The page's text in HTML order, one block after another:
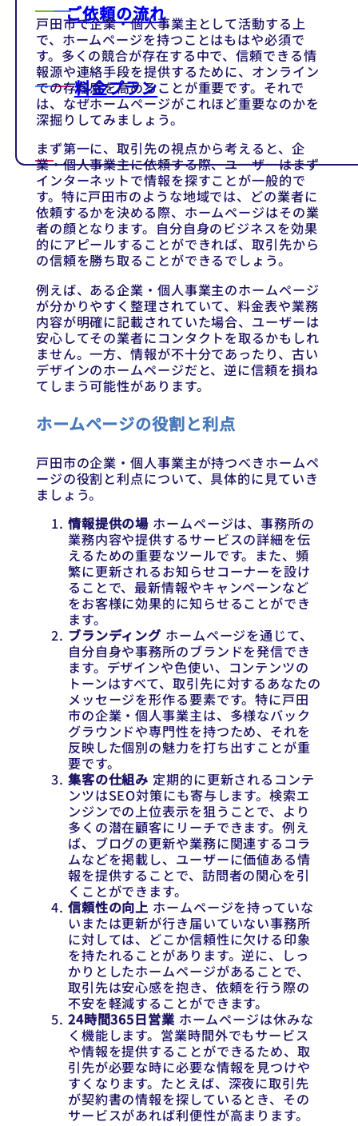
ご依頼の流れ
料金プラン
戸田市で企業・個人事業主として活動する上
で、ホームページを持つことはもはや必須で
す。多くの競合が存在する中で、信頼できる情
報源や連絡手段を提供するために、オンライン
での存在感を高めることが重要です。それで
は、なぜホームページがこれほど重要なのかを
深掘りしてみましょう。
まず第一に、取引先の視点から考えると、企
業・個人事業主に依頼する際、ユーザーはまず
インターネットで情報を探すことが一般的で
す。特に戸田市のような地域では、どの業者に
依頼するかを決める際、ホームページはその業
者の顔となります。自分自身のビジネスを効果
的にアピールすることができれば、取引先から
の信頼を勝ち取ることができるでしょう。
例えば、ある企業・個人事業主のホームページ
が分かりやすく整理されていて、料金表や業務
内容が明確に記載されていた場合、ユーザーは
安心してその業者にコンタクトを取るかもしれ
ません。一方、情報が不十分であったり、古い
デザインのホームページだと、逆に信頼を損ね
てしまう可能性があります。
ホームページの役割と利点
戸田市の企業・個人事業主が持つべきホームペ
ージの役割と利点について、具体的に見ていき
ましょう。
情報提供の場 ホームページは、事務所の
業務内容や提供するサービスの詳細を伝
えるための重要なツールです。また、頻
繁に更新されるお知らせコーナーを設け
ることで、最新情報やキャンペーンなど
をお客様に効果的に知らせることができ
ます。
ブランディング ホームページを通じて、
自分自身や事務所のブランドを発信でき
ます。デザインや色使い、コンテンツの
トーンはすべて、取引先に対するあなたの
メッセージを形作る要素です。特に戸田
市の企業・個人事業主は、多様なバック
グラウンドや専門性を持つため、それを
反映した個別の魅力を打ち出すことが重
要です。
集客の仕組み 定期的に更新されるコンテ
ンツはSEO対策にも寄与します。検索エ
ンジンでの上位表示を狙うことで、より
多くの潜在顧客にリーチできます。例え
ば、ブログの更新や業務に関連するコラ
ムなどを掲載し、ユーザーに価値ある情
報を提供することで、訪問者の関心を引
くことができます。
信頼性の向上 ホームページを持っていな
いまたは更新が行き届いていない事務所
に対しては、どこか信頼性に欠ける印象
を持たれることがあります。逆に、しっ
かりとしたホームページがあることで、
取引先は安心感を抱き、依頼を行う際の
不安を軽減することができます。
24時間365日営業ホームページは休みな
く機能します。営業時間外でもサービス
や情報を提供することができるため、取
引先が必要な時に必要な情報を見つけや
すくなります。たとえば、深夜に取引先
が契約書の情報を探しているとき、その
サービスがあれば利便性が高まります。